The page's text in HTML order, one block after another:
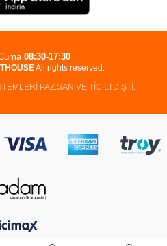
All rights reserved.
PAZ.SAN.VE TİC.LTD.ŞTİ.
08:30-17:30